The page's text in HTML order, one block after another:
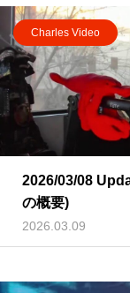
Charles Video
2026/03/08
の概要)
2026.03.09